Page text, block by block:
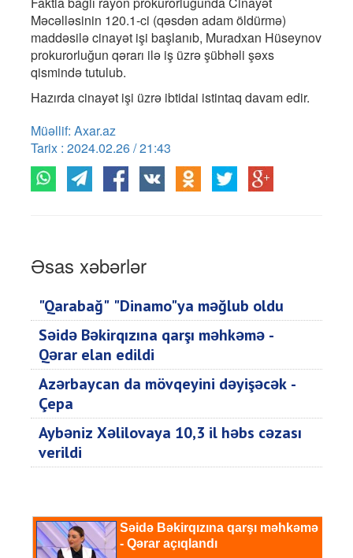
Məcəlləsinin 120.1-ci (qəsdən adam öldürmə)
maddəsilə cinayət işi başlanıb, Muradxan Hüseynov
prokurorluğun qərarı ilə iş üzrə şübhəli şəxs
qismində tutulub.
Hazırda cinayət işi üzrə ibtidai istintaq davam edir.
Müəllif: Axar.az
Tarix : 2024.02.26 / 21:43
Əsas xəbərlər
"Qarabağ" "Dinamo"ya məğlub oldu
Səidə Bəkirqızına qarşı məhkəmə -
Qərar elan edildi
Azərbaycan da mövqeyini dəyişəcək -
Çepa
Aybəniz Xəlilovaya 10,3 il həbs cəzası
verildi